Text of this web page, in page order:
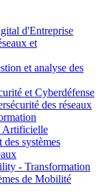
d'Entreprise
et
et analyse des
et Cyberdéfense
des réseaux
Artificielle
systèmes
- Transformation
de Mobilité